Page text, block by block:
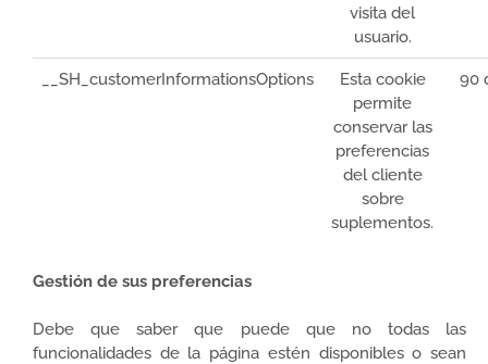
visita del
usuario.
__SH_customerInformationsOptions
Esta cookie
permite
conservar las
preferencias
del cliente
sobre
suplementos.
90
Gestión de sus preferencias
Debe que saber que puede que no todas las
funcionalidades de la página estén disponibles o sean